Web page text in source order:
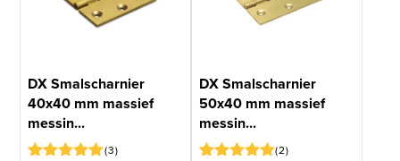
DX Smalscharnier
40x40 mm massief
messin...
3
DX Smalscharnier
50x40 mm massief
messin...
2